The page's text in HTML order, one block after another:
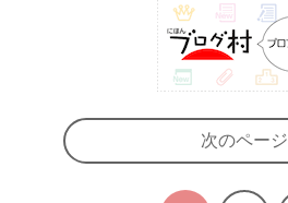
次のページ